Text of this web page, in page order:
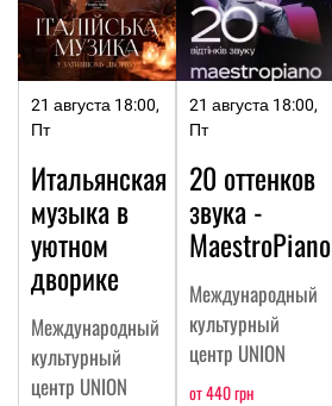
21 августа 18:00,
Пт
Итальянская
музыка в
уютном
дворике
Международный
культурный
центр UNION
21 августа 18:00,
Пт
20 оттенков
звука -
MaestroPiano
Международный
культурный
центр UNION
от 440 грн